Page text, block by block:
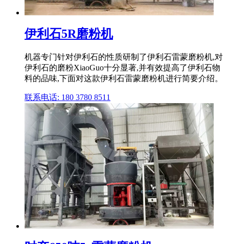
伊利石5R磨粉机
机器专门针对伊利石的性质研制了伊利石雷蒙磨粉机,对
伊利石的磨粉XiaoGuo十分显著,并有效提高了伊利石物
料的品味,下面对这款伊利石雷蒙磨粉机进行简要介绍。
联系电话: 180 3780 8511